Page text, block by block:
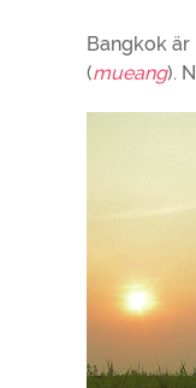
Bangkok
(mueang).